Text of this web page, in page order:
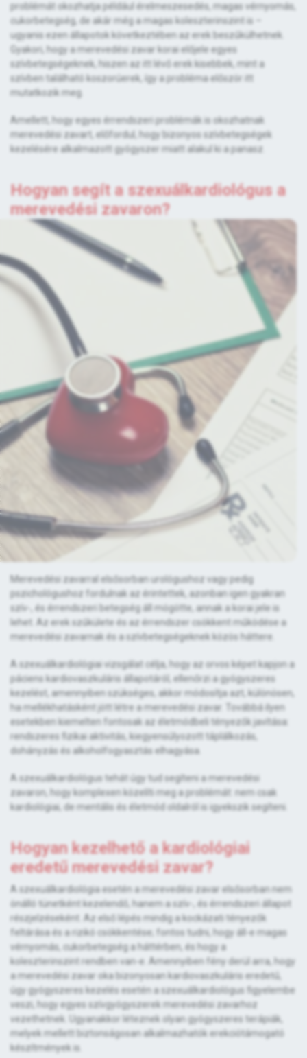
problémát okozhatja például érelmeszesedés, magas vérnyomás,
cukorbetegség, de akár még a magas koleszterinszint is –
ugyanis ezen állapotok következtében az erek beszűkülhetnek.
Gyakori, hogy a merevedési zavar korai előjele egyes
szívbetegségeknek, hiszen az itt lévő erek kisebbek, mint a
szívben található koszorúerek, így a probléma először itt
mutatkozik meg.
Amellett, hogy egyes érrendszeri problémák is okozhatnak
merevedési zavart, előfordul, hogy bizonyos szívbetegségek
kezelésére alkalmazott gyógyszer miatt alakul ki a panasz.
Hogyan segít a szexuálkardiológus a
merevedési zavaron?
Merevedési zavarral elsősorban urológushoz vagy pedig
pszichológushoz fordulnak az érintettek, azonban igen gyakran
szív-, és érrendszeri betegség áll mögötte, annak a korai jele is
lehet. Az erek szűkülete és az érrendszer csökkent működése a
merevedési zavarnak és a szívbetegségeknek közös háttere.
A szexuálkardiológiai vizsgálat célja, hogy az orvos képet kapjon a
páciens kardiovaszkuláris állapotáról, ellenőrzi a gyógyszeres
kezelést, amennyiben szükséges, akkor módosítja azt, különösen,
ha mellékhatásként jött létre a merevedési zavar. Továbbá ilyen
esetekben kiemelten fontosak az életmódbeli tényezők javítása:
rendszeres fizikai aktivitás, kiegyensúlyozott táplálkozás,
dohányzás és alkoholfogyasztás elhagyása.
A szexuálkardiológus tehát úgy tud segíteni a merevedési
zavaron, hogy komplexen közelíti meg a problémát: nem csak
kardiológiai, de mentális és életmód oldalról is igyekszik segíteni.
Hogyan kezelhető a kardiológiai
eredetű merevedési zavar?
A szexuálkardiológia esetén a merevedési zavar elsősorban nem
önálló tünetként kezelendő, hanem a szív-, és érrendszeri állapot
részjelzéseként. Az első lépés mindig a kockázati tényezők
feltárása és a rizikó csökkentése; fontos tudni, hogy áll-e magas
vérnyomás, cukorbetegség a háttérben, és hogy a
koleszterinszint rendben van-e. Amennyiben fény derül arra, hogy
a merevedési zavar oka bizonyosan kardiovaszkuláris eredetű,
úgy gyógyszeres kezelés esetén a szexuálkardiológus figyelembe
veszi, hogy egyes szívgyógyszerek merevedési zavarhoz
vezethetnek. Ugyanakkor léteznek olyan gyógyszeres terápiák,
melyek mellett biztonságosan alkalmazhatók erekciótámogató
készítmények is.